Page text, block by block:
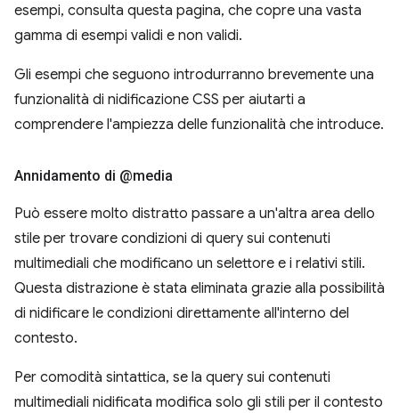
esempi, consulta questa pagina, che copre una vasta
gamma di esempi validi e non validi.
Gli esempi che seguono introdurranno brevemente una
funzionalità di nidificazione CSS per aiutarti a
comprendere l'ampiezza delle funzionalità che introduce.
Annidamento di @media
Può essere molto distratto passare a un'altra area dello
stile per trovare condizioni di query sui contenuti
multimediali che modificano un selettore e i relativi stili.
Questa distrazione è stata eliminata grazie alla possibilità
di nidificare le condizioni direttamente all'interno del
contesto.
Per comodità sintattica, se la query sui contenuti
multimediali nidificata modifica solo gli stili per il contesto